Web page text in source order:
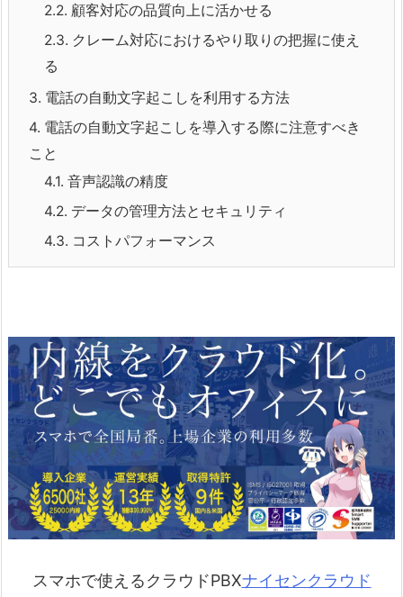
2.2. 顧客対応の品質向上に活かせる
2.3. クレーム対応におけるやり取りの把握に使え
る
3. 電話の自動文字起こしを利用する方法
4. 電話の自動文字起こしを導入する際に注意すべき
こと
4.1. 音声認識の精度
4.2. データの管理方法とセキュリティ
4.3. コストパフォーマンス
スマホで使えるクラウドPBXナイセンクラウド